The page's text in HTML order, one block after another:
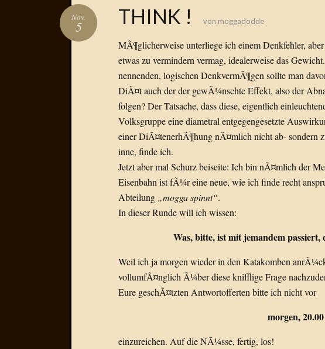
THINK !
Nov.
5 von moggadodde
MÃ¶glicherweise unterliege ich einem Denkfehler,
etwas zu vermindern vermag, idealerweise das
nennenden, logischen DenkvermÃ¶gen sollte man
DiÃ¤t auch der der gewÃ¼nschte Effekt, also der
folgen? Der Tatsache, dass diese, eigentlich
Volksgruppe eine diametral entgegengesetzte
einer DiÃ¤tenerhÃ¶hung nÃ¤mlich nicht ab- sondern
inne, finde ich.
Jetzt aber mal Schurz beiseite: Ich bin nÃ¤mlich der
Eisenbahn ist fÃ¼r eine neue, wie ich finde recht
Abteilung „mogga spinnt“.
In dieser Runde will ich wissen:
Was, bitte, ist mit jemandem
Weil ich ja morgen wieder in den Katakomben
vollumfÃ¤nglich Ã¼ber diese knifflige Frage
Eure geschÃ¤tzten Antwortofferten bitte ich nicht vor
morgen,
einzureichen. Auf die NÃ¼sse, fertig, los!